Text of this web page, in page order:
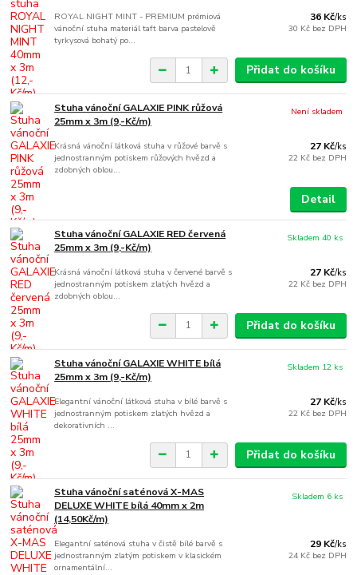
ROYAL NIGHT MINT - PREMIUM prémiová
vánoční stuha materiál taft barva pastelově
tyrkysová bohatý po...
36 Kč/ks
30 Kč bez DPH
Přidat do košíku
Stuha vánoční GALAXIE PINK růžová
25mm x 3m (9,-Kč/m)
Krásná vánoční látková stuha v růžové barvě s
jednostranným potiskem růžových hvězd a
zdobných oblou...
27 Kč/ks
22 Kč bez DPH
Není skladem
Detail
Stuha vánoční GALAXIE RED červená
25mm x 3m (9,-Kč/m)
Krásná vánoční látková stuha v červené barvě s
jednostranným potiskem zlatých hvězd a
zdobných oblou...
27 Kč/ks
22 Kč bez DPH
Skladem 40 ks
Přidat do košíku
Stuha vánoční GALAXIE WHITE bílá
25mm x 3m (9,-Kč/m)
Elegantní vánoční látková stuha v bílé barvě s
jednostranným potiskem zlatých hvězd a
dekorativních ...
27 Kč/ks
22 Kč bez DPH
Skladem 12 ks
Přidat do košíku
Stuha vánoční saténová X-MAS
DELUXE WHITE bílá 40mm x 2m
(14,50Kč/m)
Elegantní saténová stuha v čistě bílé barvě s
jednostranným zlatým potiskem v klasickém
ornamentální...
29 Kč/ks
24 Kč bez DPH
Skladem 6 ks